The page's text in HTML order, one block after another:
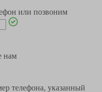
или позвоним
нам
телефона, указанный